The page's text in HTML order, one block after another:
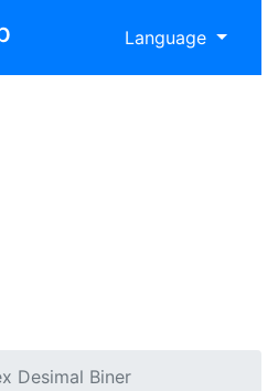
Language
Desimal Biner